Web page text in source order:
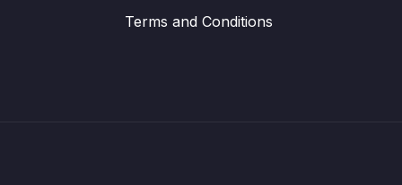
Terms and Conditions